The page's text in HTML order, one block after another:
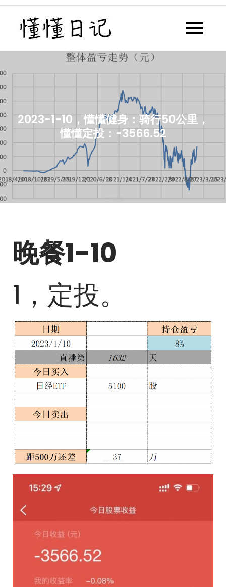
Skip
content
懂懂日记网每天同步更新懂懂学
2023-1-10，懂懂健身：骑行50公里，
懂懂定投：-3566.52
晚餐1-10
1，定投。